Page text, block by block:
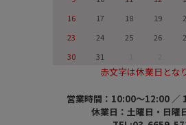
16
17 18 19
23
24 25 26
30
31
赤文字は休業日とな
営業時間：10:00～12:00 ／
休業日：土曜日・日曜